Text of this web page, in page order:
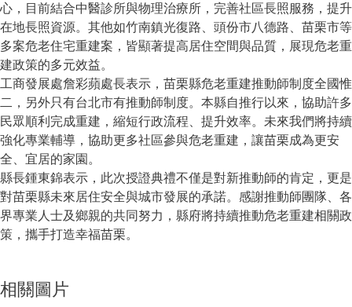
心，目前結合中醫診所與物理治療所，完善社區長照服務，提升
在地長照資源。其他如竹南鎮光復路、頭份市八德路、苗栗市等
多案危老住宅重建案，皆顯著提高居住空間與品質，展現危老重
建政策的多元效益。
工商發展處詹彩蘋處長表示，苗栗縣危老重建推動師制度全國惟
二，另外只有台北市有推動師制度。本縣自推行以來，協助許多
民眾順利完成重建，縮短行政流程、提升效率。未來我們將持續
強化專業輔導，協助更多社區參與危老重建，讓苗栗成為更安
全、宜居的家園。
縣長鍾東錦表示，此次授證典禮不僅是對新推動師的肯定，更是
對苗栗縣未來居住安全與城市發展的承諾。感謝推動師團隊、各
界專業人士及鄉親的共同努力，縣府將持續推動危老重建相關政
策，攜手打造幸福苗栗。
相關圖片